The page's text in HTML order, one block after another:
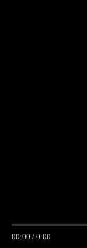
00:00 / 0:00